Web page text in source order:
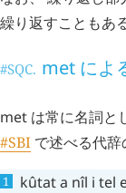
繰り返すこともある
#SQC. met によ
met は常に名詞と
#SBI で述べる代辞
kûtata nîl i tel